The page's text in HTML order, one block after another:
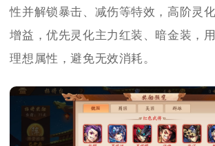
性并解锁暴击、减伤等特效，高阶灵
增益，优先灵化主力红装、暗金装，
理想属性，避免无效消耗。